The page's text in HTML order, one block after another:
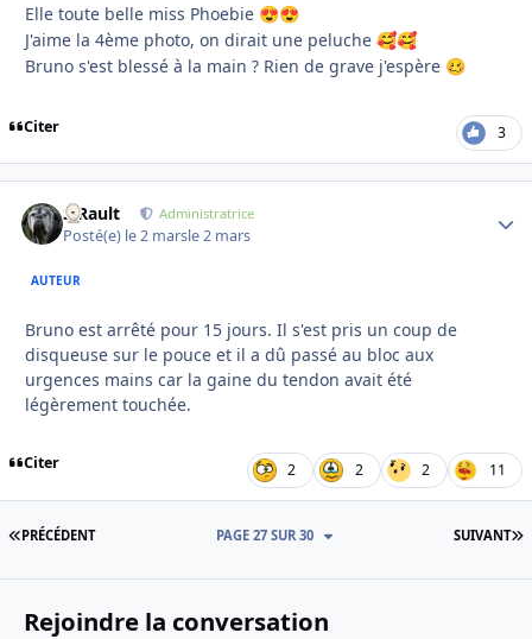
Elle toute belle miss Phoebie 😍😍
J'aime la 4ème photo, on dirait une peluche 🥰🥰
Bruno s'est blessé à la main ? Rien de grave j'espère 🥴
Citer 3
S.Rault Administratrice
Posté(e) le 2 marsle 2 mars
AUTEUR
Bruno est arrêté pour 15 jours. Il s'est pris un coup de
disqueuse sur le pouce et il a dû passé au bloc aux
urgences mains car la gaine du tendon avait été
légèrement touchée.
Citer 2 2 2 11
PREMIÈRE PAGE
PRÉCÉDENT SUIVANT
PAGE 27 SUR 30
Rejoindre la conversation